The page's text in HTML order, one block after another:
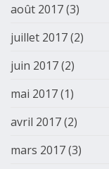
août 2017(3)
juillet 2017(2)
juin 2017(2)
mai 2017(1)
avril 2017(2)
mars 2017(3)